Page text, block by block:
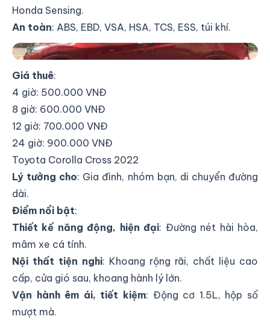
Honda Sensing.
An toàn: ABS, EBD, VSA, HSA, TCS, ESS, túi khí.
Thuê xe tự lái Honda HR-V 2019
Giá thuê:
4 giờ: 500.000 VNĐ
8 giờ: 600.000 VNĐ
12 giờ: 700.000 VNĐ
24 giờ: 900.000 VNĐ
Toyota Corolla Cross 2022
Lý tưởng cho: Gia đình, nhóm bạn, di chuyển đường
dài.
Điểm nổi bật:
Thiết kế năng động, hiện đại: Đường nét hài hòa,
mâm xe cá tính.
Nội thất tiện nghi: Khoang rộng rãi, chất liệu cao
cấp, cửa gió sau, khoang hành lý lớn.
Vận hành êm ái, tiết kiệm: Động cơ 1.5L, hộp số
mượt mà.